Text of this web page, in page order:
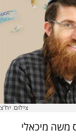
צילום: יח"צ
משה מיכאלי